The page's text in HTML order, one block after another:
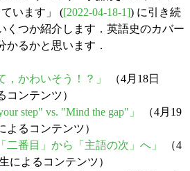
います」 ([2022-04-18-1]) に引き続
くつか紹介します．英語史のカバー
かるかと思います．
，かわいそう！？」
（4月18日
コンテンツ）
step" vs. "Mind the gap"」
（4月19
よるコンテンツ）
二番目」から「主語の次」へ」
（4
によるコンテンツ）